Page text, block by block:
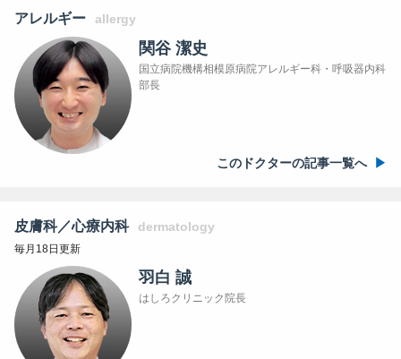
アレルギー allergy
関谷 潔史
国立病院機構相模原病院アレルギー科・呼吸器内科
部長
このドクターの記事一覧へ
皮膚科／心療内科 dermatology
毎月18日更新
羽白 誠
はしろクリニック院長